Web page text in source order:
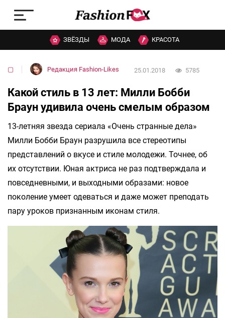
ЗВЁЗДЫ МОДА КРАСОТА
▢ Редакция Fashion-Likes 25.01.2018 5785
Какой стиль в 13 лет: Милли Бобби
Браун удивила очень смелым образом
13-летняя звезда сериала «Очень странные дела»
Милли Бобби Браун разрушила все стереотипы
представлений о вкусе и стиле молодежи. Точнее, об
их отсутствии. Юная актриса не раз подтверждала и
повседневными, и выходными образами: новое
поколение умеет одеваться и даже может преподать
пару уроков признанным иконам стиля.